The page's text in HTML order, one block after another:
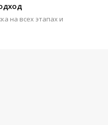
на всех этапах и